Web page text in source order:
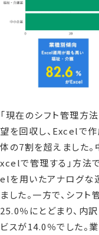
「現在のシフト管理方
望を回収し、Excelで作
体の7割を超えました。
xcelで管理する」方法
elを用いたアナログな
ました。一方で、シフ
25.0％にとどまり、内
ビスが14.0％でした。